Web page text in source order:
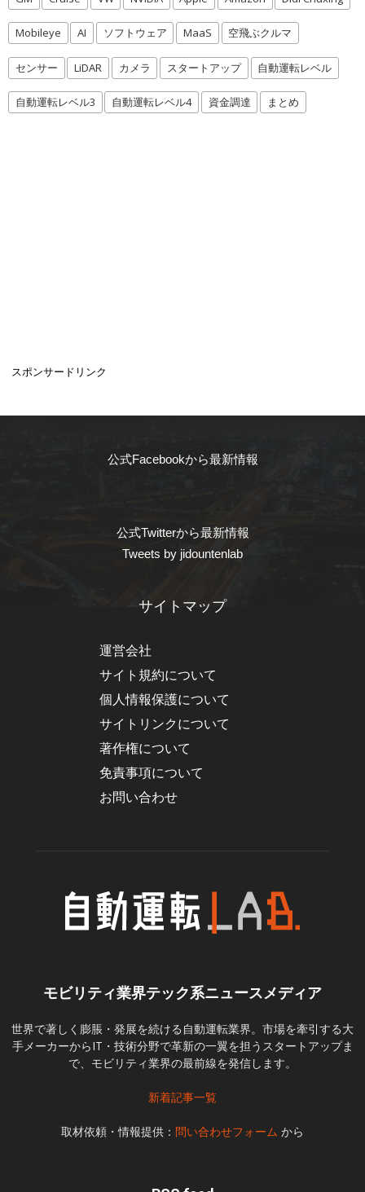
Mobileye AI ソフトウェア MaaS 空飛ぶクルマ
センサー LiDAR カメラ スタートアップ 自動運転レベル
自動運転レベル3 自動運転レベル4 資金調達 まとめ
スポンサードリンク
公式Facebookから最新情報
公式Twitterから最新情報
Tweets by jidountenlab
サイトマップ
運営会社
サイト規約について
個人情報保護について
サイトリンクについて
著作権について
免責事項について
お問い合わせ
モビリティ業界テック系ニュースメディア
世界で著しく膨脹・発展を続ける自動運転業界。市場を牽引する大
手メーカーからIT・技術分野で革新の一翼を担うスタートアップま
で、モビリティ業界の最前線を発信します。
新着記事一覧
取材依頼・情報提供： 問い合わせフォーム から